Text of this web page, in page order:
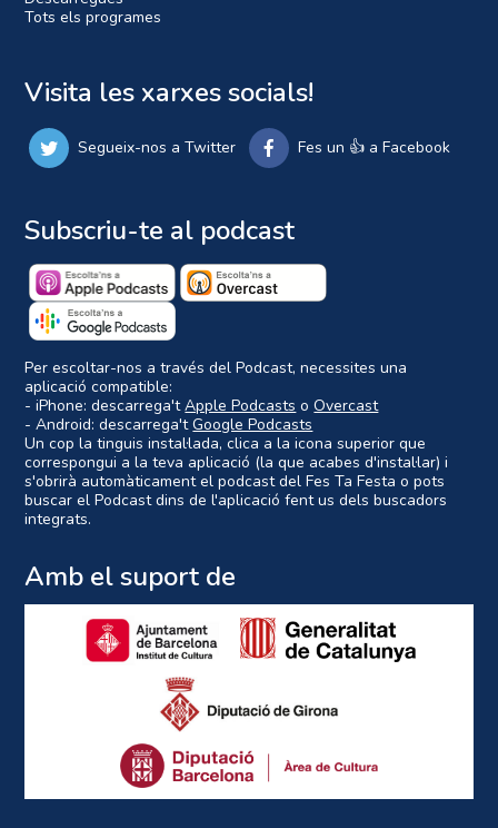
Tots els programes
Visita les xarxes socials!
Segueix-nos a Twitter Fes un 👍 a Facebook
Subscriu-te al podcast
Per escoltar-nos a través del Podcast, necessites una
aplicació compatible:
- iPhone: descarrega'tApple Podcasts oOvercast
- Android: descarrega'tGoogle Podcasts
Un cop la tinguis instal·lada, clica a la icona superior que
correspongui a la teva aplicació (la que acabes d'instal·lar) i
s'obrirà automàticament el podcast del Fes Ta Festa o pots
buscar el Podcast dins de l'aplicació fent us dels buscadors
integrats.
Amb el suport de